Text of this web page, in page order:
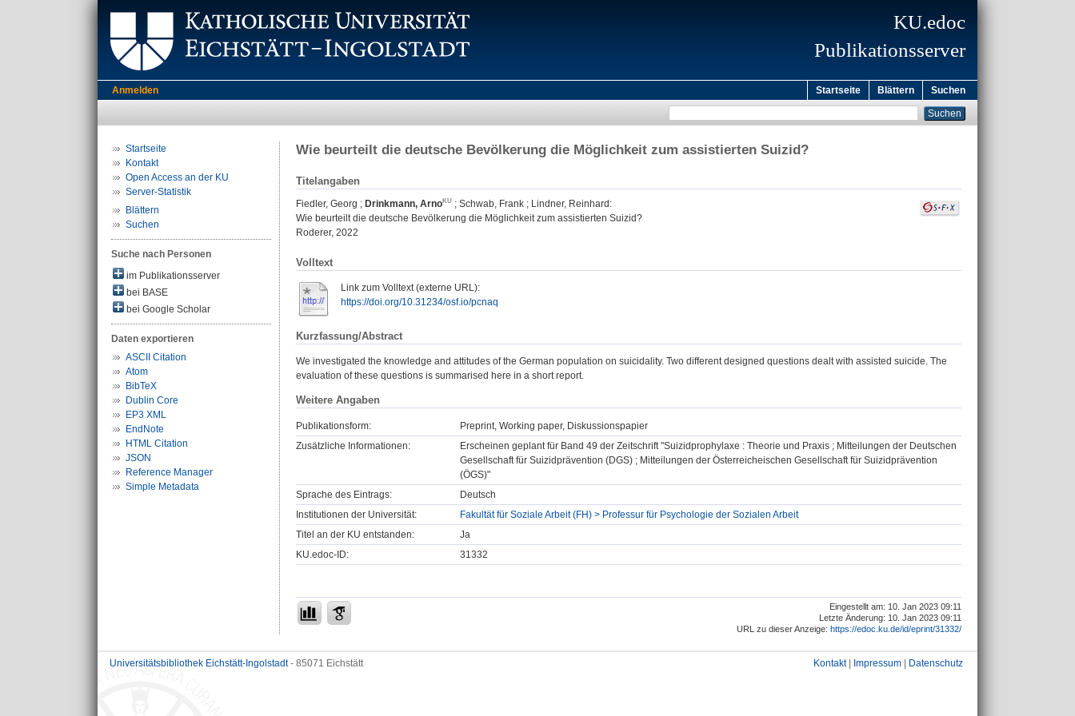
KU.edoc
Publikationsserver
Anmelden Startseite Blättern Suchen
Startseite
Kontakt
Open Access an der KU
Server-Statistik
Blättern
Suchen
Suche nach Personen
im Publikationsserver
bei BASE
bei Google Scholar
Daten exportieren
ASCII Citation
Atom
BibTeX
Dublin Core
EP3 XML
EndNote
HTML Citation
JSON
Reference Manager
Simple Metadata
Wie beurteilt die deutsche Bevölkerung die Möglichkeit zum assistierten Suizid?
Titelangaben
Fiedler, Georg ; Drinkmann, Arno ; Schwab, Frank ; Lindner, Reinhard :
Wie beurteilt die deutsche Bevölkerung die Möglichkeit zum assistierten Suizid?
Roderer, 2022
Volltext
Link zum Volltext (externe URL):
https://doi.org/10.31234/osf.io/pcnaq
Kurzfassung/Abstract
We investigated the knowledge and attitudes of the German population on suicidality. Two different designed questions dealt with assisted suicide. The
evaluation of these questions is summarised here in a short report.
Weitere Angaben
Publikationsform:
Preprint, Working paper, Diskussionspapier
Zusätzliche Informationen:
Erscheinen geplant für Band 49 der Zeitschrift "Suizidprophylaxe : Theorie und Praxis ; Mitteilungen der Deutschen
Gesellschaft für Suizidprävention (DGS) ; Mitteilungen der Österreicheischen Gesellschaft für Suizidprävention
(ÖGS)"
Sprache des Eintrags:
Deutsch
Institutionen der Universität:
Fakultät für Soziale Arbeit (FH) > Professur für Psychologie der Sozialen Arbeit
Titel an der KU entstanden:
Ja
KU.edoc-ID:
31332
Eingestellt am: 10. Jan 2023 09:11
Letzte Änderung: 10. Jan 2023 09:11
URL zu dieser Anzeige: https://edoc.ku.de/id/eprint/31332/
Universitätsbibliothek Eichstätt-Ingolstadt- 85071 Eichstätt Kontakt| Impressum Datenschutz